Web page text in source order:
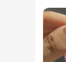
The